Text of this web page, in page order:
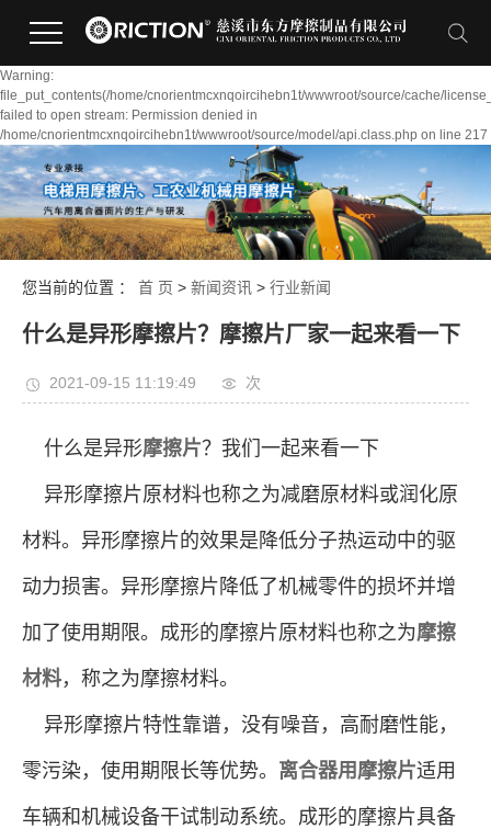
Warning:
file_put_contents(/home/cnorientmcxnqoircihebn1t/wwwroot/source/cache/
failed to open stream: Permission denied in
/home/cnorientmcxnqoircihebn1t/wwwroot/source/model/api.class.php on line 217
您当前的位置 ： 首 页 > 新闻资讯 > 行业新闻
什么是异形摩擦片？摩擦片厂家一起来看一下
2021-09-15 11:19:49 次
什么是异形摩擦片？我们一起来看一下
异形摩擦片原材料也称之为减磨原材料或润化原
材料。异形摩擦片的效果是降低分子热运动中的驱
动力损害。异形摩擦片降低了机械零件的损坏并增
加了使用期限。成形的摩擦片原材料也称之为摩擦
材料，称之为摩擦材料。
异形摩擦片特性靠谱，没有噪音，高耐磨性能，
零污染，使用期限长等优势。 离合器用摩擦片适用
车辆和机械设备干试制动系统。成形的摩擦片具备